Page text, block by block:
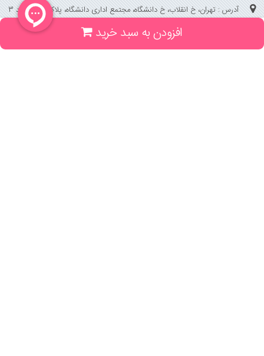
افزودن به سبد خرید
آدرس : تهران، خ انقلاب، خ دانشگاه، مجتمع اداری دانشگاه، پلاک 158 واحد 3
(جهت خرید حضوری، تلفنی ، پیگیری سفارشات سایت با شماره تلفن 02166175070
تماس حاصل فرمایید)